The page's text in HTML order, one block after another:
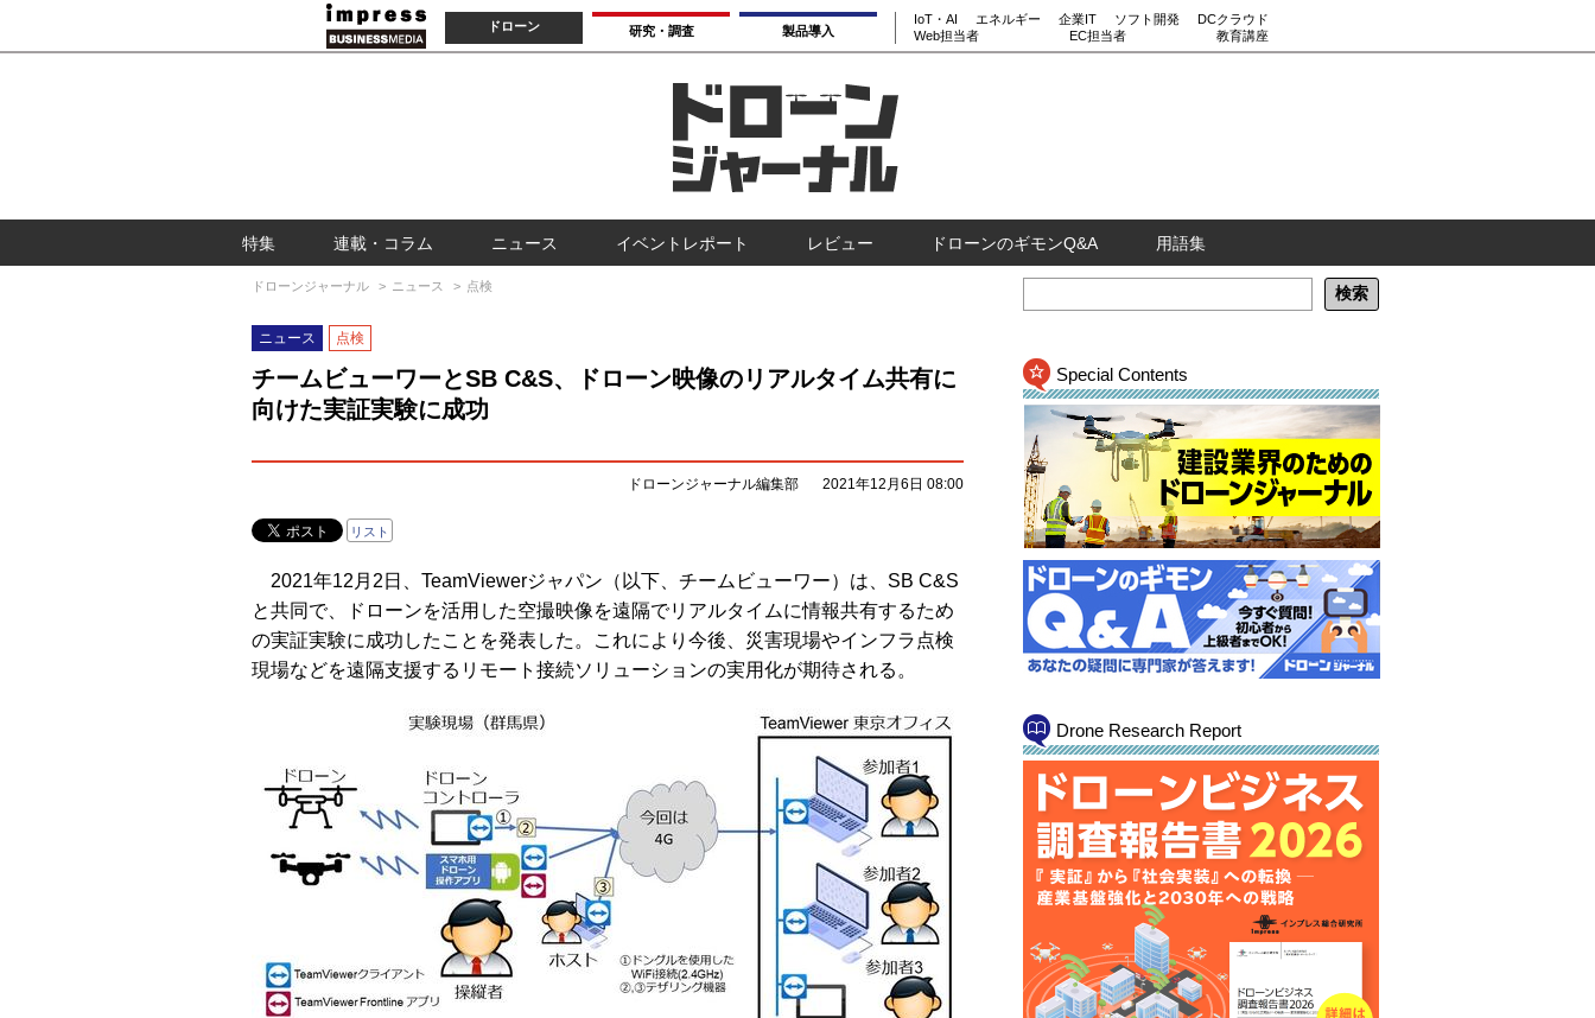
ドローン 研究・調査 製品導入
IoT・AI エネルギー 企業IT ソフト開発
DCクラウド
Web担当者
EC担当者 教育講座
特集 連載・コラム ニュース イベントレポート レビュー ドローンのギモンQ&A 用語集
ドローンジャーナル ニュース 点検
ニュース 点検
チームビューワーとSB C&S、ドローン映像のリアルタイム共有に
向けた実証実験に成功
ドローンジャーナル編集部 2021年12月6日 08:00
リスト
2021年12月2日、TeamViewerジャパン（以下、チームビューワー）は、SB C&S
と共同で、ドローンを活用した空撮映像を遠隔でリアルタイムに情報共有するため
の実証実験に成功したことを発表した。これにより今後、災害現場やインフラ点検
現場などを遠隔支援するリモート接続ソリューションの実用化が期待される。
Special Contents
Drone Research Report